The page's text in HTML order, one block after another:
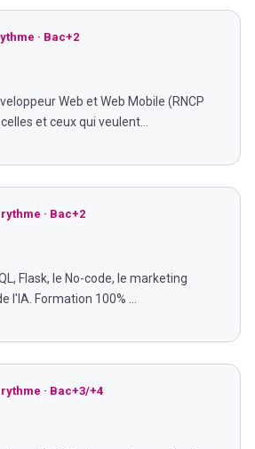
· Bac+2
Web et Web Mobile (RNCP
et ceux qui veulent
· Bac+2
Flask, le No-code, le marketing
l'IA. Formation 100%
· Bac+3/+4